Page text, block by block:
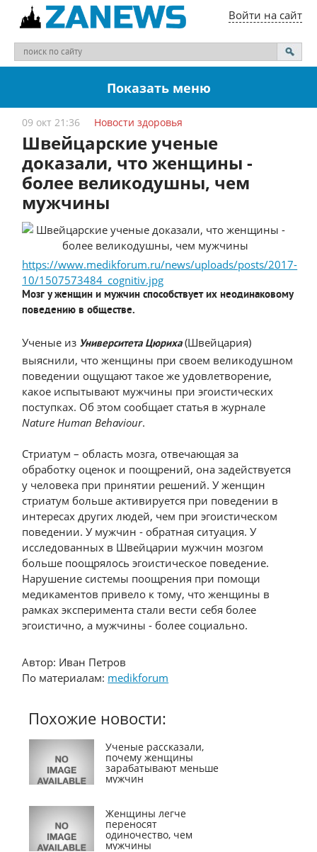
Войти на сайт
Показать меню
09 окт 21:36 Новости здоровья
Швейцарские ученые
доказали, что женщины -
более великодушны, чем
мужчины
https://www.medikforum.ru/news/uploads/posts/2017-
10/1507573484_cognitiv.jpg
Мозг у женщин и мужчин способствует их неодинаковому
поведению в обществе.
Ученые из Университета Цюриха(Швейцария)
выяснили, что женщины при своем великодушном
поведении ощущают такое же удовлетворение,
какое испытывают мужчины при эгоистических
поступках. Об этом сообщает статья в журнале
Nature Human Behaviour.
Стриатум – область мозга, отвечающая за
обработку оценок и поощрений, она задействуется
у человека при принятии решений. У женщин
стриатум больше активируется при поведении в
интересах других людей, чем при эгоистическом
поведении. У мужчин - обратная ситуация. У
исследованных в Швейцарии мужчин мозгом
больше поощрялось эгоистическое поведение.
Нарушение системы поощрения при помощи
медикаментов привело к тому, что женщины в
рамках эксперимента стали вести себя более
эгоистично, а мужчины - более социально.
Автор: Иван Петров
По материалам: medikforum
Похожие новости:
Ученые рассказали,
почему женщины
зарабатывают меньше
мужчин
Женщины легче
переносят
одиночество, чем
мужчины